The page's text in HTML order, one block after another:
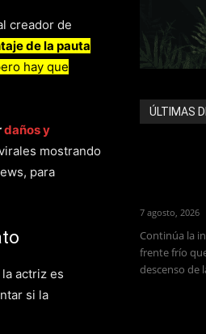
creador de
de la pauta
hay que
daños y
mostrando
para
actriz es
si la
ÚLTIMAS
7 agosto, 2026
Continúa la
frente frío
descenso de